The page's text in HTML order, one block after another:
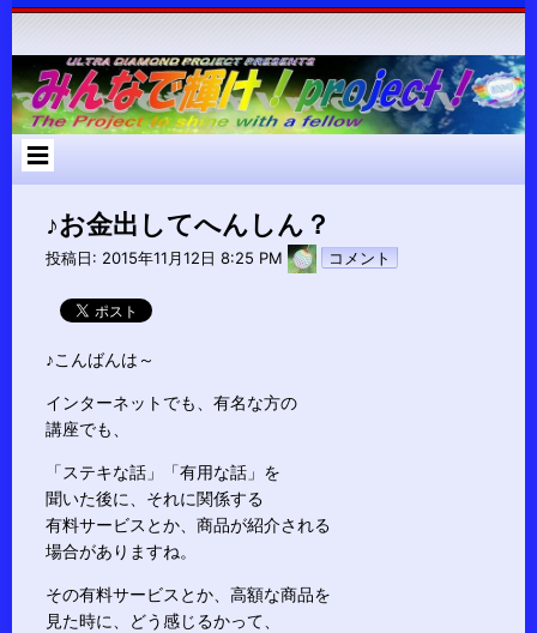
コ
ン
ツ
へ
ス
♪お金出してへんしん？
投稿日: 2015年11月12日 8:25 PM pokari7
コメント
♪こんばんは～
インターネットでも、有名な方の
講座でも、
「ステキな話」「有用な話」を
聞いた後に、それに関係する
有料サービスとか、商品が紹介される
場合がありますね。
その有料サービスとか、高額な商品を
見た時に、どう感じるかって、